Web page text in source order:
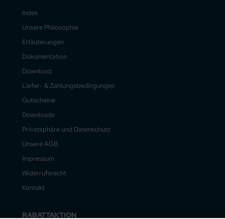
Index
Unsere Philosophie
Erläuterungen
Dokumentation
Download
Liefer- & Zahlungsbedingungen
Gutscheine
Downloads
Privatsphäre und Datenschutz
Unsere AGB
Impressum
Widerrufsrecht
Kontakt
RABATTAKTION